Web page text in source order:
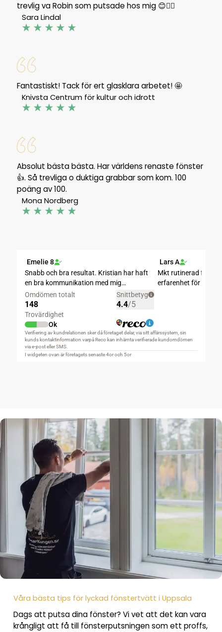
trevlig va Robin som putsade hos mig 😊👍🏼
Sara Lindal
Fantastiskt! Tack för ert glasklara arbetet! 🤩
Knivsta Centrum för kultur och idrott
Absolut bästa bästa. Har världens renaste fönster
👍. Så trevliga o duktiga grabbar som kom. 100
poäng av 100.
Mona Nordberg
Våra bästa tips för lyckad fönstertvätt i Uppsala
Dags att putsa dina fönster? Vi vet att det kan vara
krångligt att få till fönsterputsningen som ett proffs,